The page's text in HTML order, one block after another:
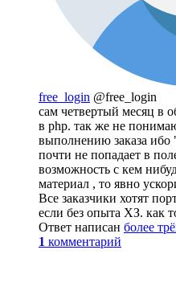
free_login @free_login
сам четвертый месяц в
в php. так же не
выполнению заказа ибо
почти не попадает в
возможность с кем
материал , то явно
Все заказчики хотят
если без опыта ХЗ. как
Ответ написан более
1 комментарий